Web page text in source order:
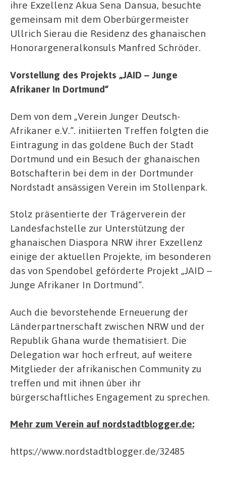
ihre Exzellenz Akua Sena Dansua, besuchte
gemeinsam mit dem Oberbürgermeister
Ullrich Sierau die Residenz des ghanaischen
Honorargeneralkonsuls Manfred Schröder.
Vorstellung des Projekts „JAID – Junge
Afrikaner In Dortmund“
Dem von dem „Verein Junger Deutsch-
Afrikaner e.V.“. initiierten Treffen folgten die
Eintragung in das goldene Buch der Stadt
Dortmund und ein Besuch der ghanaischen
Botschafterin bei dem in der Dortmunder
Nordstadt ansässigen Verein im Stollenpark.
Stolz präsentierte der Trägerverein der
Landesfachstelle zur Unterstützung der
ghanaischen Diaspora NRW ihrer Exzellenz
einige der aktuellen Projekte, im besonderen
das von Spendobel geförderte Projekt „JAID –
Junge Afrikaner In Dortmund“.
Auch die bevorstehende Erneuerung der
Länderpartnerschaft zwischen NRW und der
Republik Ghana wurde thematisiert. Die
Delegation war hoch erfreut, auf weitere
Mitglieder der afrikanischen Community zu
treffen und mit ihnen über ihr
bürgerschaftliches Engagement zu sprechen.
Mehr zum Verein auf nordstadtblogger.de:
https://www.nordstadtblogger.de/32485